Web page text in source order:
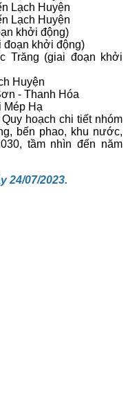
Lạch Huyện
Lạch Huyện
khởi động)
đoạn khởi động)
Trăng (giai đoạn khởi
Huyện
- Thanh Hóa
Mép Hạ
hoạch chi tiết nhóm
bến phao, khu nước,
tầm nhìn đến năm
24/07/2023.